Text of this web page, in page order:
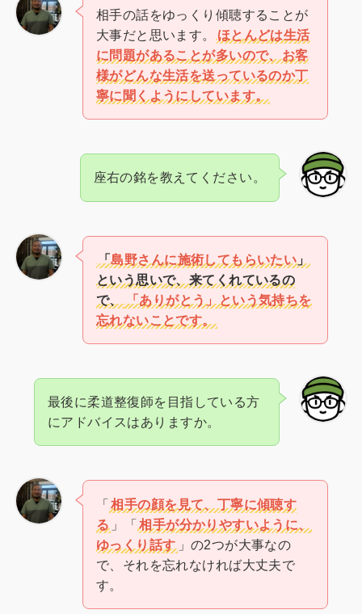
相手の話をゆっくり傾聴することが
大事だと思います。
ほとんどは生活
に問題があることが多いので、お客
様がどんな生活を送っているのか丁
寧に聞くようにしています。
座右の銘を教えてください。
「島野さんに施術してもらいたい 」
という思いで、来てくれているの
で、
「ありがとう」という気持ちを
忘れないことです。
最後に柔道整復師を目指している方
にアドバイスはありますか。
「相手の顔を見て、丁寧に傾聴す
る 」「相手が分かりやすいように、
ゆっくり話す 」の2つが大事なの
で、それを忘れなければ大丈夫で
す。